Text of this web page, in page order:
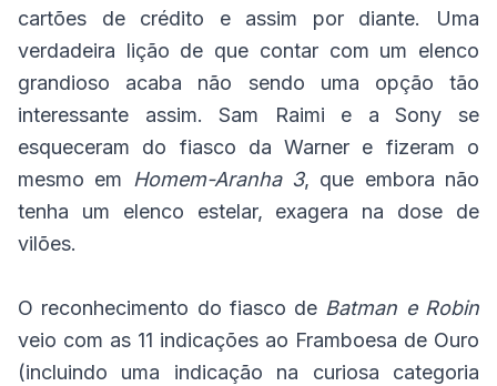
cartões de crédito e assim por diante. Uma
verdadeira lição de que contar com um elenco
grandioso acaba não sendo uma opção tão
interessante assim. Sam Raimi e a Sony se
esqueceram do fiasco da Warner e fizeram o
mesmo em Homem-Aranha 3, que embora não
tenha um elenco estelar, exagera na dose de
vilões.
O reconhecimento do fiasco de Batman e Robin
veio com as 11 indicações ao Framboesa de Ouro
(incluindo uma indicação na curiosa categoria